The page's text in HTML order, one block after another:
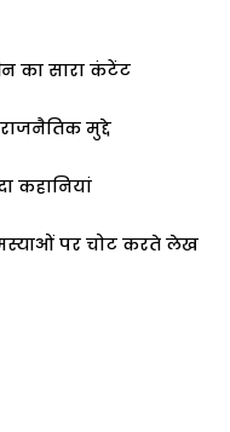
का सारा कंटेंट
मुद्दे
कहानियां
पर चोट करते लेख